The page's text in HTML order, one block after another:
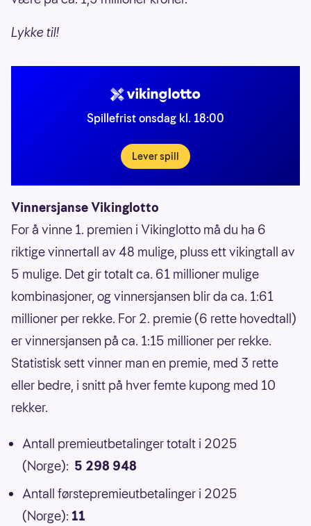
Lykke til!
Spillefrist onsdag kl. 18:00
Lever spill
Vinnersjanse Vikinglotto
For å vinne 1. premien i Vikinglotto må du ha 6
riktige vinnertall av 48 mulige, pluss ett vikingtall av
5 mulige. Det gir totalt ca. 61 millioner mulige
kombinasjoner, og vinnersjansen blir da ca. 1:61
millioner per rekke. For 2. premie (6 rette hovedtall)
er vinnersjansen på ca. 1:15 millioner per rekke.
Statistisk sett vinner man en premie, med 3 rette
eller bedre, i snitt på hver femte kupong med 10
rekker.
Antall premieutbetalinger totalt i 2025
(Norge): 5 298 948
Antall førstepremieutbetalinger i 2025
(Norge): 11